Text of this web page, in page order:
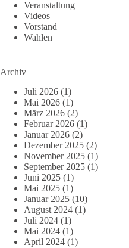
Veranstaltung
Videos
Vorstand
Wahlen
Archiv
Juli 2026 (1)
Mai 2026 (1)
März 2026 (2)
Februar 2026 (1)
Januar 2026 (2)
Dezember 2025 (2)
November 2025 (1)
September 2025 (1)
Juni 2025 (1)
Mai 2025 (1)
Januar 2025 (10)
August 2024 (1)
Juli 2024 (1)
Mai 2024 (1)
April 2024 (1)